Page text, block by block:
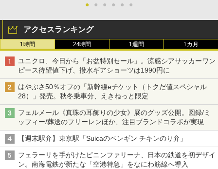
● ● ● ● ● ●
アクセスランキング
1時間 24時間 1週間 1カ月
ユニクロ、今日から「お盆特別セール」。涼感シアサッカーワン
ピース待望値下げ、撥水ギアショーツは1990円に
はやぶさ50％オフの「新幹線eチケット（トクだ値スペシャル
28）」発売。秋冬乗車分、えきねっと限定
フェルメール《真珠の耳飾りの少女》展のグッズ公開。図録/ミ
ッフィー/葬送のフリーレンほか、注目ブランドコラボが実現
【週末駅弁】東京駅「Suicaのペンギン チキンのり弁」
フェラーリを手がけたピニンファリーナ、日本の鉄道を初デザイ
ン。南海電鉄が新たな「空港特急」をなにわ筋線へ導入